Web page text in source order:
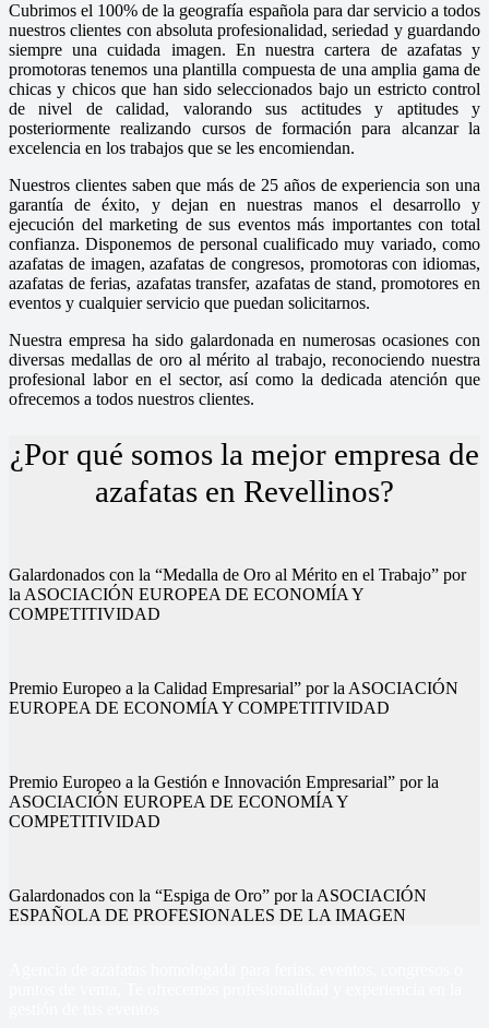
Cubrimos el 100% de la geografía española para dar servicio a todos
nuestros clientes con absoluta profesionalidad, seriedad y guardando
siempre una cuidada imagen. En nuestra cartera de azafatas y
promotoras tenemos una plantilla compuesta de una amplia gama de
chicas y chicos que han sido seleccionados bajo un estricto control
de nivel de calidad, valorando sus actitudes y aptitudes y
posteriormente realizando cursos de formación para alcanzar la
excelencia en los trabajos que se les encomiendan.
Nuestros clientes saben que más de 25 años de experiencia son una
garantía de éxito, y dejan en nuestras manos el desarrollo y
ejecución del marketing de sus eventos más importantes con total
confianza. Disponemos de personal cualificado muy variado, como
azafatas de imagen, azafatas de congresos, promotoras con idiomas,
azafatas de ferias, azafatas transfer, azafatas de stand, promotores en
eventos y cualquier servicio que puedan solicitarnos.
Nuestra empresa ha sido galardonada en numerosas ocasiones con
diversas medallas de oro al mérito al trabajo, reconociendo nuestra
profesional labor en el sector, así como la dedicada atención que
ofrecemos a todos nuestros clientes.
¿Por qué somos la mejor empresa de
azafatas en Revellinos?
Galardonados con la “Medalla de Oro al Mérito en el Trabajo” por
la ASOCIACIÓN EUROPEA DE ECONOMÍA Y
COMPETITIVIDAD
Premio Europeo a la Calidad Empresarial” por la ASOCIACIÓN
EUROPEA DE ECONOMÍA Y COMPETITIVIDAD
Premio Europeo a la Gestión e Innovación Empresarial” por la
ASOCIACIÓN EUROPEA DE ECONOMÍA Y
COMPETITIVIDAD
Galardonados con la “Espiga de Oro” por la ASOCIACIÓN
ESPAÑOLA DE PROFESIONALES DE LA IMAGEN